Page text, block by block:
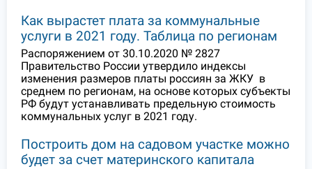
Как вырастет плата за коммунальные
услуги в 2021 году. Таблица по регионам
Распоряжением от 30.10.2020 № 2827
Правительство России утвердило индексы
изменения размеров платы россиян за ЖКУ в
среднем по регионам, на основе которых субъекты
РФ будут устанавливать предельную стоимость
коммунальных услуг в 2021 году.
Построить дом на садовом участке можно
будет за счет материнского капитала